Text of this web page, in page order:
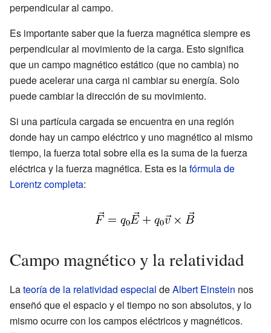
perpendicular al campo.
Es importante saber que la fuerza magnética siempre es
perpendicular al movimiento de la carga. Esto significa
que un campo magnético estático (que no cambia) no
puede acelerar una carga ni cambiar su energía. Solo
puede cambiar la dirección de su movimiento.
Si una partícula cargada se encuentra en una región
donde hay un campo eléctrico y uno magnético al mismo
tiempo, la fuerza total sobre ella es la suma de la fuerza
eléctrica y la fuerza magnética. Esta es lafórmula de
Lorentz completa:
Campo magnético y la relatividad
Lateoría de la relatividad especial deAlbert Einstein nos
enseñó que el espacio y el tiempo no son absolutos, y lo
mismo ocurre con los campos eléctricos y magnéticos.